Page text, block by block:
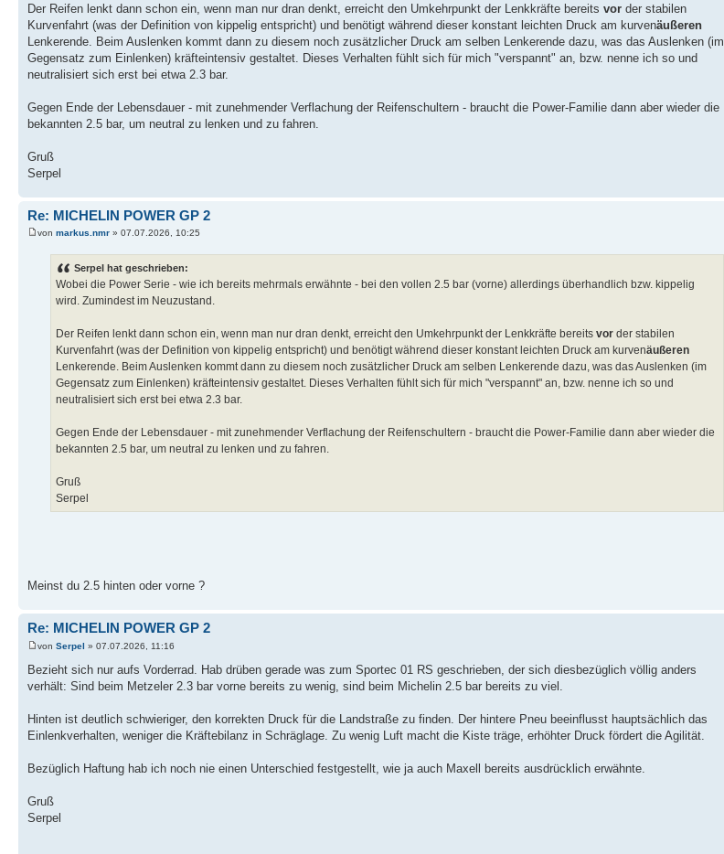
Der Reifen lenkt dann schon ein, wenn man nur dran denkt, erreicht den Umkehrpunkt der Lenkkräfte bereits vor der stabilen
Kurvenfahrt (was der Definition von kippelig entspricht) und benötigt während dieser konstant leichten Druck am kurvenäußeren
Lenkerende. Beim Auslenken kommt dann zu diesem noch zusätzlicher Druck am selben Lenkerende dazu, was das Auslenken (im
Gegensatz zum Einlenken) kräfteintensiv gestaltet. Dieses Verhalten fühlt sich für mich "verspannt" an, bzw. nenne ich so und
neutralisiert sich erst bei etwa 2.3 bar.
Gegen Ende der Lebensdauer - mit zunehmender Verflachung der Reifenschultern - braucht die Power-Familie dann aber wieder die
bekannten 2.5 bar, um neutral zu lenken und zu fahren.
Gruß
Serpel
Re: MICHELIN POWER GP 2
von markus.nmr » 07.07.2026, 10:25
Serpel hat geschrieben:
Wobei die Power Serie - wie ich bereits mehrmals erwähnte - bei den vollen 2.5 bar (vorne) allerdings überhandlich bzw. kippelig
wird. Zumindest im Neuzustand.
Der Reifen lenkt dann schon ein, wenn man nur dran denkt, erreicht den Umkehrpunkt der Lenkkräfte bereits vor der stabilen
Kurvenfahrt (was der Definition von kippelig entspricht) und benötigt während dieser konstant leichten Druck am kurvenäußeren
Lenkerende. Beim Auslenken kommt dann zu diesem noch zusätzlicher Druck am selben Lenkerende dazu, was das Auslenken (im
Gegensatz zum Einlenken) kräfteintensiv gestaltet. Dieses Verhalten fühlt sich für mich "verspannt" an, bzw. nenne ich so und
neutralisiert sich erst bei etwa 2.3 bar.
Gegen Ende der Lebensdauer - mit zunehmender Verflachung der Reifenschultern - braucht die Power-Familie dann aber wieder die
bekannten 2.5 bar, um neutral zu lenken und zu fahren.
Gruß
Serpel
Meinst du 2.5 hinten oder vorne ?
Re: MICHELIN POWER GP 2
von Serpel » 07.07.2026, 11:16
Bezieht sich nur aufs Vorderrad. Hab drüben gerade was zum Sportec 01 RS geschrieben, der sich diesbezüglich völlig anders
verhält: Sind beim Metzeler 2.3 bar vorne bereits zu wenig, sind beim Michelin 2.5 bar bereits zu viel.
Hinten ist deutlich schwieriger, den korrekten Druck für die Landstraße zu finden. Der hintere Pneu beeinflusst hauptsächlich das
Einlenkverhalten, weniger die Kräftebilanz in Schräglage. Zu wenig Luft macht die Kiste träge, erhöhter Druck fördert die Agilität.
Bezüglich Haftung hab ich noch nie einen Unterschied festgestellt, wie ja auch Maxell bereits ausdrücklich erwähnte.
Gruß
Serpel